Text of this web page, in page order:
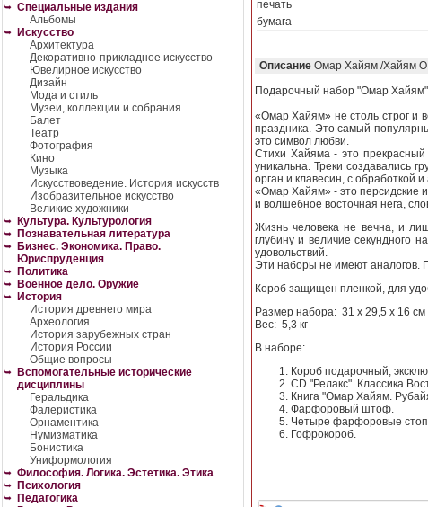
печать
бумага
Описание Омар Хайям /Хайям
Подарочный набор "Омар
«Омар Хайям» не столь строг и
праздника. Это самый
это символ любви.
Стихи Хайяма - это прекрасный
уникальна. Треки создавались
орган и клавесин, с обработкой
«Омар Хайям» - это персидские
и волшебное восточная нега,
Жизнь человека не вечна, и
глубину и величие секундного
удовольствий.
Эти наборы не имеют аналогов.
Короб защищен пленкой, для
Размер набора: 31 х 29,5 х 16 см
Вес: 5,3 кг
В наборе:
Короб подарочный,
CD "Релакс". Классика
Книга "Омар Хайям.
Фарфоровый штоф.
Четыре фарфоровые
Гофрокороб.
Специальные издания
Альбомы
Искусство
Архитектура
Декоративно-прикладное искусство
Ювелирное искусство
Дизайн
Мода и стиль
Музеи, коллекции и собрания
Балет
Театр
Фотография
Кино
Музыка
Искусствоведение. История искусств
Изобразительное искусство
Великие художники
Культура. Культурология
Познавательная литература
Бизнес. Экономика. Право.
Юриспруденция
Политика
Военное дело. Оружие
История
История древнего мира
Археология
История зарубежных стран
История России
Общие вопросы
Вспомогательные исторические
дисциплины
Геральдика
Фалеристика
Орнаментика
Нумизматика
Бонистика
Униформология
Философия. Логика. Эстетика. Этика
Психология
Педагогика